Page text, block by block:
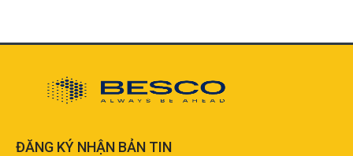
ĐĂNG KÝ NHẬN BẢN TIN